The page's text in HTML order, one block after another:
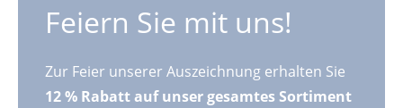
Feiern Sie mit uns!
Zur Feier unserer Auszeichnung erhalten Sie
12 % Rabatt auf unser gesamtes Sortiment